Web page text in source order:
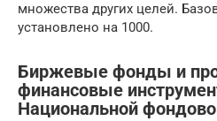
множества других целей.
установлено на 1000.
Биржевые фонды и
финансовые
Национальной